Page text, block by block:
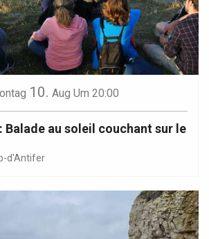
10. Aug Um 20:00
Balade au soleil couchant sur le
d'Antifer